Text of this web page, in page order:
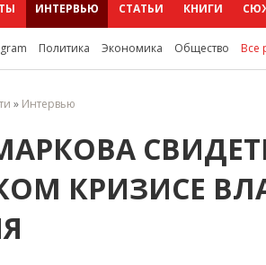
ИНТЕРВЬЮ СТАТЬИ КНИГИ
Политика Экономика Общество Все
» Интервью
КРИЗИСЕ